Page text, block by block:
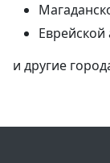
и другие